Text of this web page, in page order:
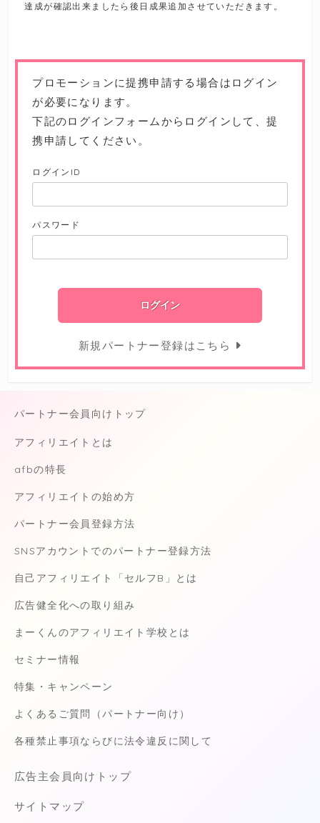
達成が確認出来ましたら後日成果追加させていただきます。
プロモーションに提携申請する場合はログイン
が必要になります。
下記のログインフォームからログインして、提
携申請してください。
ログインID
パスワード
新規パートナー登録はこちら
パートナー会員向けトップ
アフィリエイトとは
afbの特長
アフィリエイトの始め方
パートナー会員登録方法
SNSアカウントでのパートナー登録方法
自己アフィリエイト「セルフB」とは
広告健全化への取り組み
まーくんのアフィリエイト学校とは
セミナー情報
特集・キャンペーン
よくあるご質問（パートナー向け）
各種禁止事項ならびに法令違反に関して
広告主会員向けトップ
サイトマップ